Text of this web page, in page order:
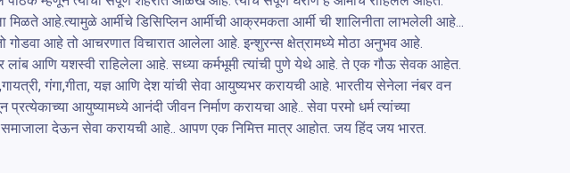
मिळते आहे.त्यामुळे आर्मीचे डिसिप्लिन आर्मीची आक्रमकता आर्मी ची शालिनीता लाभलेली आहे...
गोडवा आहे तो आचरणात विचारात आलेला आहे. इन्शुरन्स क्षेत्रामध्ये मोठा अनुभव आहे.
लांब आणि यशस्वी राहिलेला आहे. सध्या कर्मभूमी त्यांची पुणे येथे आहे. ते एक गौऊ सेवक आहेत.
गंगा,गीता, यज्ञ आणि देश यांची सेवा आयुष्यभर करायची आहे. भारतीय सेनेला नंबर वन
आयुष्यामध्ये आनंदी जीवन निर्माण करायचा आहे.. सेवा परमो धर्म त्यांच्या
देऊन सेवा करायची आहे.. आपण एक निमित्त मात्र आहोत. जय हिंद जय भारत.